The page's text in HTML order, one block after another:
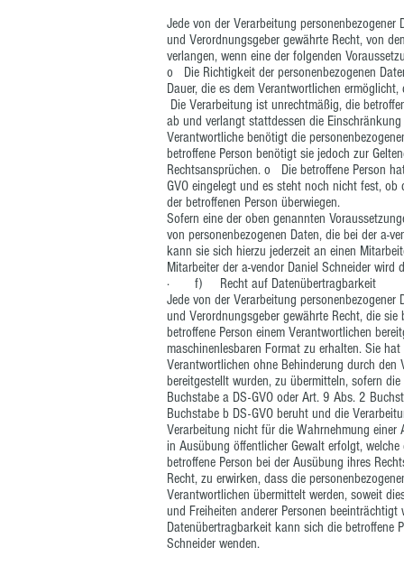
Jede von der Verarbeitung
und Verordnungsgeber gewährte Recht, von
verlangen, wenn eine der folgenden
o Die Richtigkeit der personenbezogenen
Dauer, die es dem Verantwortlichen
Die Verarbeitung ist unrechtmäßig, die
ab und verlangt stattdessen die
Verantwortliche benötigt die
betroffene Person benötigt sie jedoch zur
Rechtsansprüchen. o Die betroffene Person
GVO eingelegt und es steht noch nicht fest, ob
der betroffenen Person überwiegen.
Sofern eine der oben genannten
von personenbezogenen Daten, die bei der a-
kann sie sich hierzu jederzeit an einen
Mitarbeiter der a-vendor Daniel Schneider
· f) Recht auf Datenübertragbarkeit
Jede von der Verarbeitung
und Verordnungsgeber gewährte Recht, die
betroffene Person einem Verantwortlichen
maschinenlesbaren Format zu erhalten. Sie
Verantwortlichen ohne Behinderung durch den
bereitgestellt wurden, zu übermitteln, sofern
Buchstabe a DS-GVO oder Art. 9 Abs. 2
Buchstabe b DS-GVO beruht und die
Verarbeitung nicht für die Wahrnehmung
in Ausübung öffentlicher Gewalt erfolgt,
betroffene Person bei der Ausübung ihres
Recht, zu erwirken, dass die
Verantwortlichen übermittelt werden, soweit
und Freiheiten anderer Personen
Datenübertragbarkeit kann sich die betroffene
Schneider wenden.